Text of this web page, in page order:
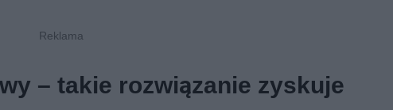
– takie rozwiązanie zyskuje